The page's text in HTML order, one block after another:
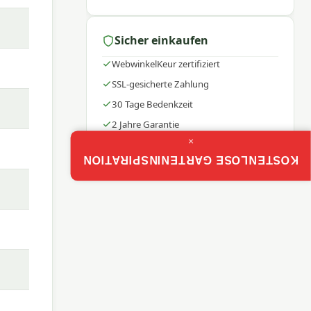
Die
Sicher einkaufen
WebwinkelKeur zertifiziert
SSL-gesicherte Zahlung
30 Tage Bedenkzeit
2 Jahre Garantie
KOSTENLOSE GARTENINSPIRATION
×